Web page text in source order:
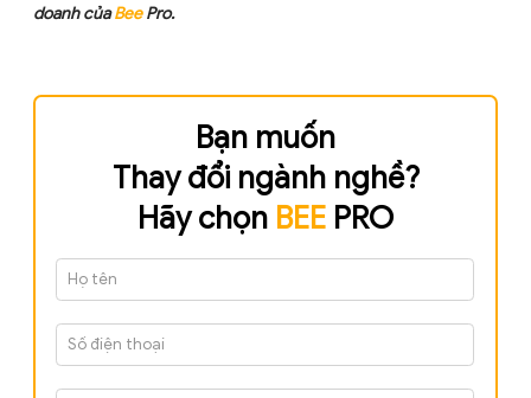
ký quỹ vốn để cấp Giấy phép con doanh nghiệp
Đối với việc thay đổi bổ sung thêm ngành nghề
kinh doanh có điều kiện, cần phải xin giấy phép đủ
kiện kinh doanh thì doanh nghiệp cần phải xin giấy
trước khi hoạt động kinh doanh.
Đối với ngành nghề kinh doanh doanh nghiệp
nhu cầu hoạt động kinh doanh hoặc đã được sửa
bỏ theo Quyết định 27/2018/QĐ-TTg về hệ thống